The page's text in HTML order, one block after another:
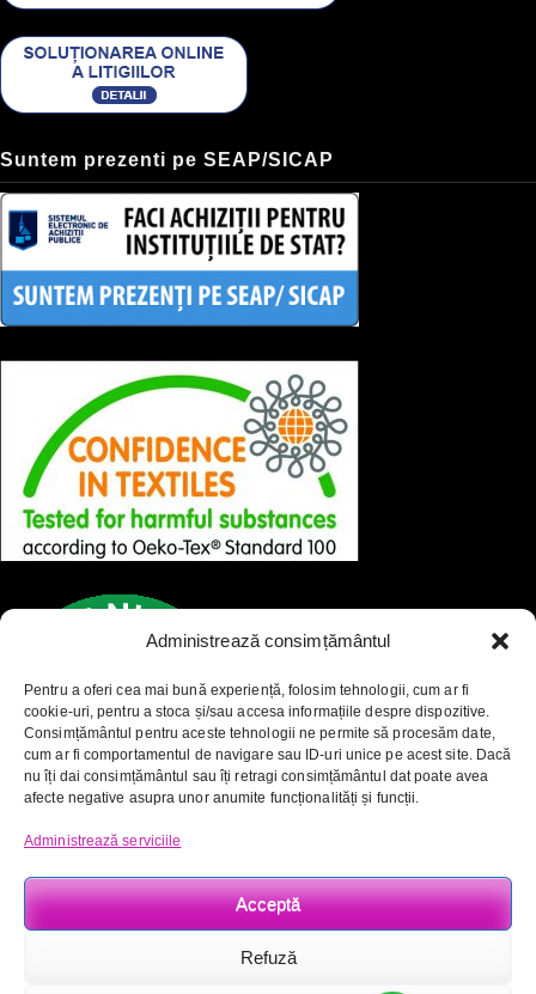
Administrează consimțământul
Pentru a oferi cea mai bună experiență, folosim tehnologii, cum ar fi
cookie-uri, pentru a stoca și/sau accesa informațiile despre dispozitive.
Consimțământul pentru aceste tehnologii ne permite să procesăm date,
cum ar fi comportamentul de navigare sau ID-uri unice pe acest site. Dacă
nu îți dai consimțământul sau îți retragi consimțământul dat poate avea
afecte negative asupra unor anumite funcționalități și funcții.
Administrează serviciile
Acceptă
Refuză
Suntem prezenti pe SEAP/SICAP
Sacose Bumbac, Sacose Personalizate, © Promo Arena S.R.L.